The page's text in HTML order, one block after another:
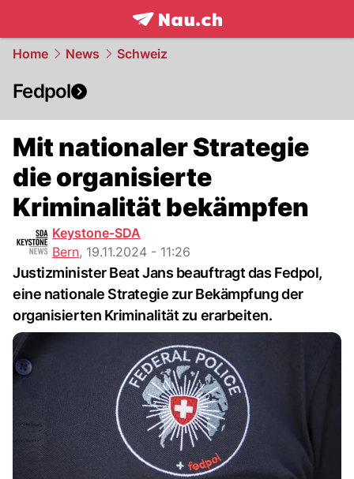
frontpage.NAU.ch
Home News Schweiz
Fedpol
Mit nationaler Strategie
die organisierte
Kriminalität bekämpfen
Keystone-SDA
Bern, 19.11.2024 - 11:26
Justizminister Beat Jans beauftragt das Fedpol,
eine nationale Strategie zur Bekämpfung der
organisierten Kriminalität zu erarbeiten.